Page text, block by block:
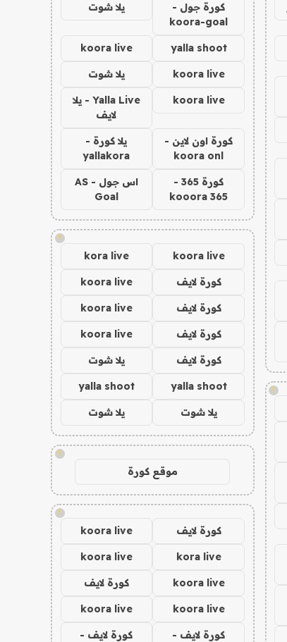
!
كورة جول -
koora-goal
يلا شوت
yalla shoot
koora live
koora live يلا شوت
koora live
Yalla Live - يلا
لايف
كورة اون لاين -
koora onl
يلا كورة -
yallakora
كورة 365 -
kooora 365
اس جول - AS
Goal
!
koora live
kora live
كورة لايف koora live
كورة لايف koora live
كورة لايف koora live
كورة لايف يلا شوت
yalla shoot
yalla shoot
يلا شوت يلا شوت
!
موقع كورة
!
كورة لايف koora live
kora live
koora live
koora live كورة لايف
koora live
koora live
كورة لايف -
كورة لايف -